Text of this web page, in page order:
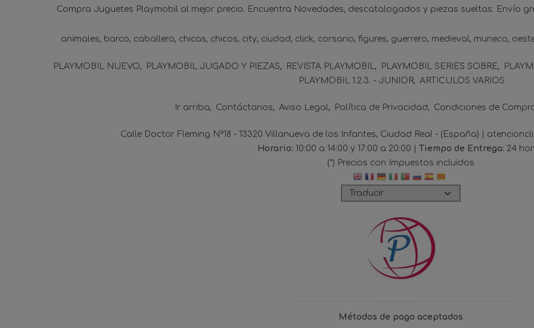
Compra Juguetes Playmobil al mejor precio. Encuentra Novedades, descatalogados y piezas sueltas. Envío
animales barco caballero chicas chicos city ciudad click corsario figures guerrero medieval muneco
PLAYMOBIL NUEVO PLAYMOBIL JUGADO Y PIEZAS REVISTA PLAYMOBIL PLAYMOBIL SERIES SOBRE
PLAYMOBIL 1.2.3. - JUNIOR
ARTICULOS VARIOS
Ir arriba Contáctanos Aviso Legal Política de Privacidad Condiciones de
Calle Doctor Fleming Nº18 - 13320 Villanueva de los Infantes, Ciudad Real - (España) |
Horario: 10:00 a 14:00 y 17:00 a 20:00 | Tiempo de Entrega: 24
(*) Precios con Impuestos incluidos
Métodos de pago aceptados